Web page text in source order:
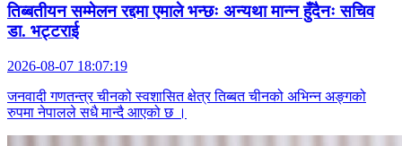
तिब्बतीयन सम्मेलन रद्दमा एमाले भन्छः अन्यथा मान्न हुँदैनः सचिव
डा. भट्टराई
2026-08-07 18:07:19
जनवादी गणतन्त्र चीनको स्वशासित क्षेत्र तिब्बत चीनको अभिन्न अङ्गको
रुपमा नेपालले सधै मान्दै आएको छ ।